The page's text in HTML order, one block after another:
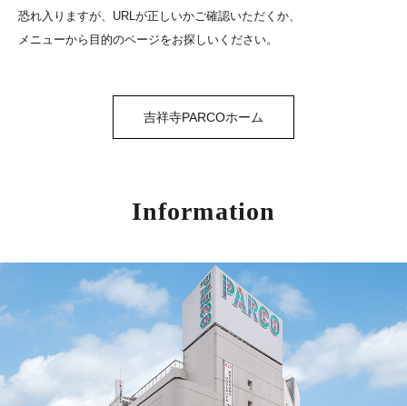
恐れ入りますが、URLが正しいかご確認いただくか、
メニューから目的のページをお探しいください。
吉祥寺PARCOホーム
Information